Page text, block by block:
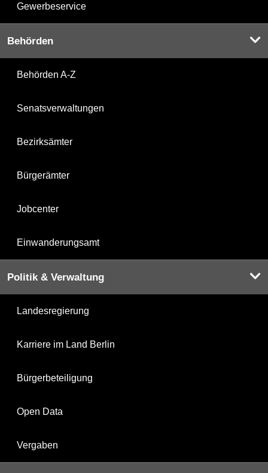
Gewerbeservice
Behörden
Behörden A-Z
Senatsverwaltungen
Bezirksämter
Bürgerämter
Jobcenter
Einwanderungsamt
Politik & Verwaltung
Landesregierung
Karriere im Land Berlin
Bürgerbeteiligung
Open Data
Vergaben